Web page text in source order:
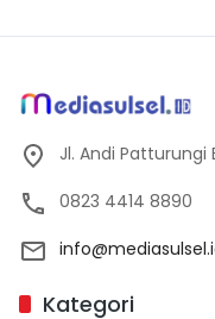
Jl. Andi Patturungi
0823 4414 8890
Kategori